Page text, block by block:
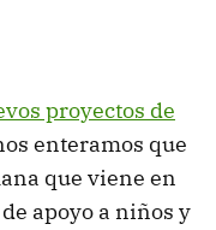
proyectos de
enteramos que
que viene en
apoyo a niños y